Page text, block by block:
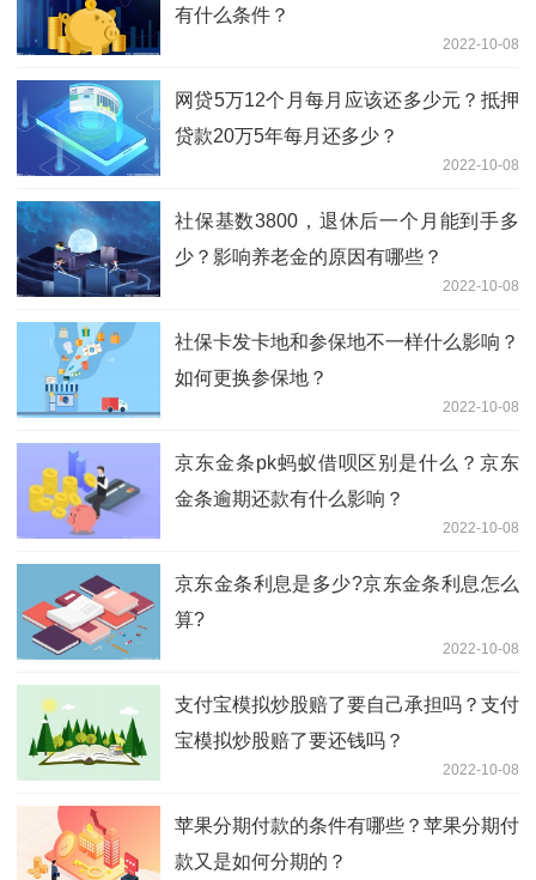
有什么条件？
2022-10-08
网贷5万12个月每月应该还多少元？抵押
贷款20万5年每月还多少？
2022-10-08
社保基数3800，退休后一个月能到手多
少？影响养老金的原因有哪些？
2022-10-08
社保卡发卡地和参保地不一样什么影响？
如何更换参保地？
2022-10-08
京东金条pk蚂蚁借呗区别是什么？京东
金条逾期还款有什么影响？
2022-10-08
京东金条利息是多少?京东金条利息怎么
算?
2022-10-08
支付宝模拟炒股赔了要自己承担吗？支付
宝模拟炒股赔了要还钱吗？
2022-10-08
苹果分期付款的条件有哪些？苹果分期付
款又是如何分期的？